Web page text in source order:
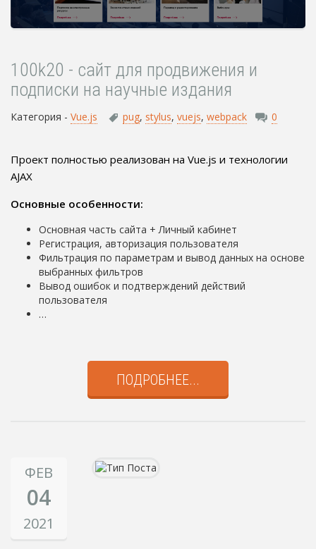
100k20 - сайт для продвижения и
подписки на научные издания
Категория - Vue.js pug, stylus, vuejs, webpack 0
Проект полностью реализован на Vue.js и технологии
AJAX
Основные особенности:
Основная часть сайта + Личный кабинет
Регистрация, авторизация пользователя
Фильтрация по параметрам и вывод данных на основе
выбранных фильтров
Вывод ошибок и подтверждений действий
пользователя
…
ПОДРОБНЕЕ...
ФЕВ
04
2021